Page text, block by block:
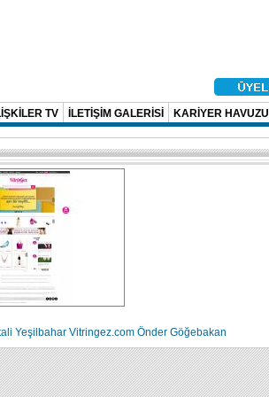
TV İLETİŞİM GALERİSİ KARİYER HAVUZU
Yeşilbahar Vitringez.com Önder Göğebakan